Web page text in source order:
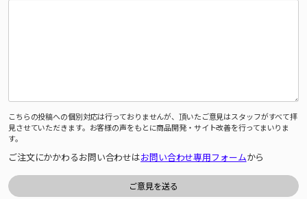
こちらの投稿への個別対応は行っておりませんが、頂いたご意見はスタッフがすべて拝
見させていただきます。お客様の声をもとに商品開発・サイト改善を行ってまいりま
す。
ご注文にかかわるお問い合わせはお問い合わせ専用フォームから